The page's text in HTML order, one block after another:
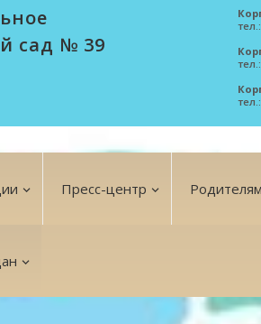
сад № 39
тел.:
тел.:
тел.:
Пресс-центр Родителям